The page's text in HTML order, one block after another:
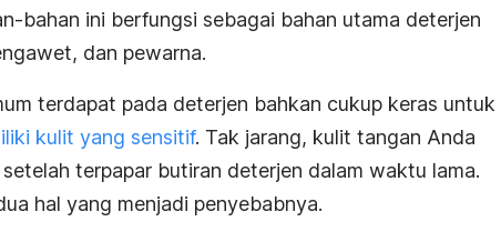
bahan ini berfungsi sebagai bahan utama deterjen
dan pewarna.
terdapat pada deterjen bahkan cukup keras untuk
kulit yang sensitif. Tak jarang, kulit tangan Anda
terpapar butiran deterjen dalam waktu lama.
hal yang menjadi penyebabnya.